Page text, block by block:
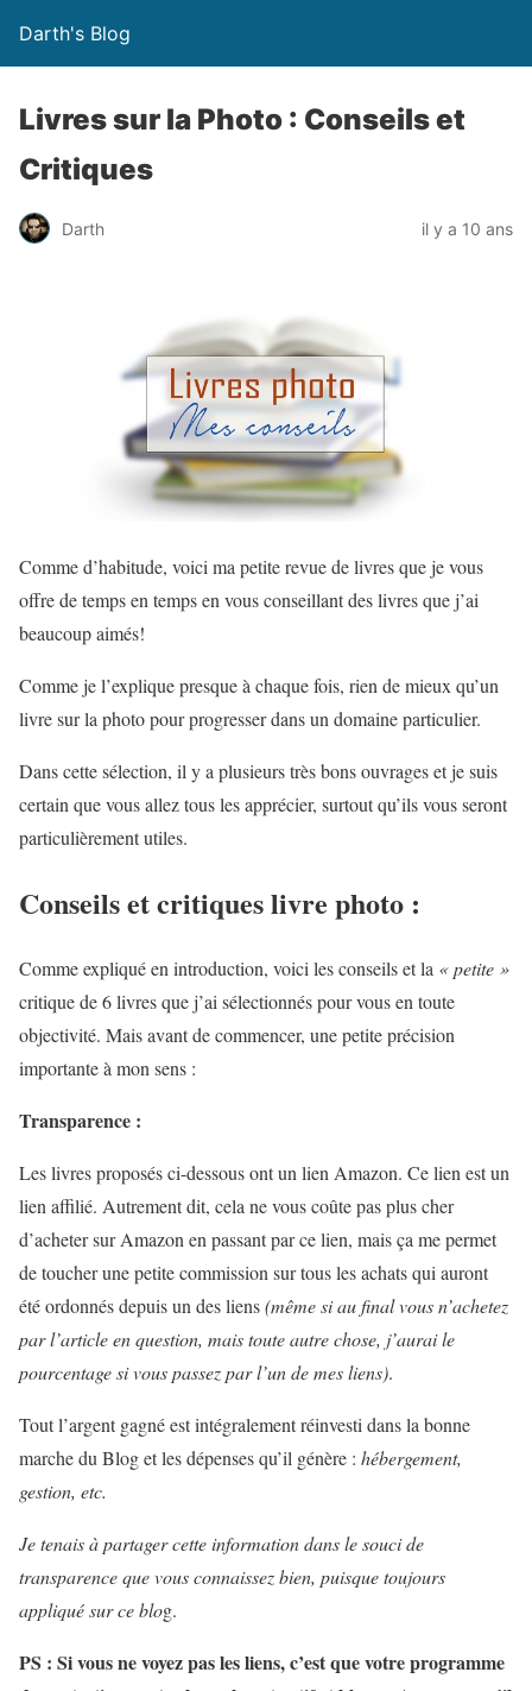
Darth's Blog
Livres sur la Photo : Conseils et
Critiques
Darth il y a 10 ans
Comme d’habitude, voici ma petite revue de livres que je vous
offre de temps en temps en vous conseillant des livres que j’ai
beaucoup aimés!
Comme je l’explique presque à chaque fois, rien de mieux qu’un
livre sur la photo pour progresser dans un domaine particulier.
Dans cette sélection, il y a plusieurs très bons ouvrages et je suis
certain que vous allez tous les apprécier, surtout qu’ils vous seront
particulièrement utiles.
Conseils et critiques livre photo :
Comme expliqué en introduction, voici les conseils et la « petite »
critique de 6 livres que j’ai sélectionnés pour vous en toute
objectivité. Mais avant de commencer, une petite précision
importante à mon sens :
Transparence :
Les livres proposés ci-dessous ont un lien Amazon. Ce lien est un
lien affilié. Autrement dit, cela ne vous coûte pas plus cher
d’acheter sur Amazon en passant par ce lien, mais ça me permet
de toucher une petite commission sur tous les achats qui auront
été ordonnés depuis un des liens(même si au final vous n’achetez
par l’article en question, mais toute autre chose, j’aurai le
pourcentage si vous passez par l’un de mes liens).
Tout l’argent gagné est intégralement réinvesti dans la bonne
marche du Blog et les dépenses qu’il génère : hébergement,
gestion, etc.
Je tenais à partager cette information dans le souci de
transparence que vous connaissez bien, puisque toujours
appliqué sur ce blog.
PS : Si vous ne voyez pas les liens, c’est que votre programme